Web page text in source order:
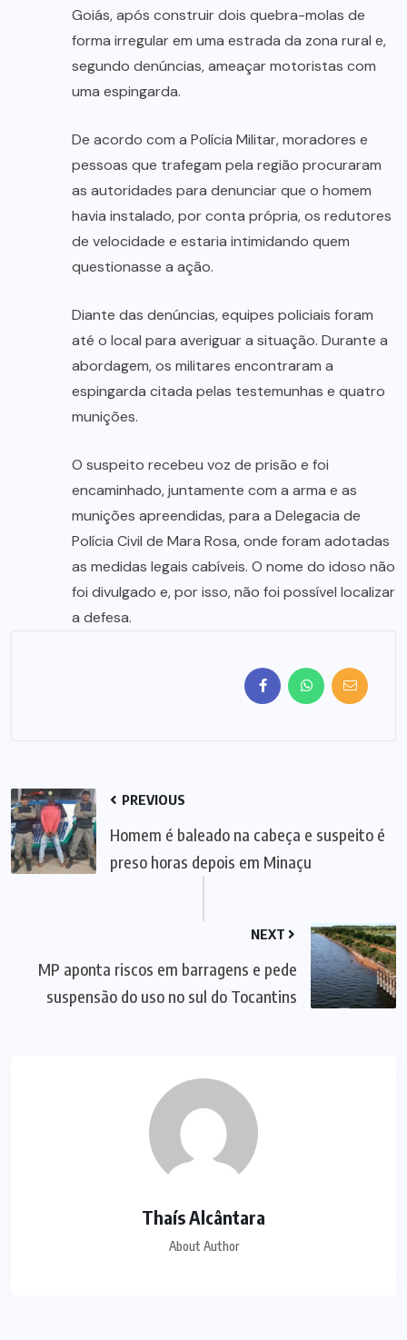
Goiás, após construir dois quebra-molas de
forma irregular em uma estrada da zona rural e,
segundo denúncias, ameaçar motoristas com
uma espingarda.
De acordo com a Polícia Militar, moradores e
pessoas que trafegam pela região procuraram
as autoridades para denunciar que o homem
havia instalado, por conta própria, os redutores
de velocidade e estaria intimidando quem
questionasse a ação.
Diante das denúncias, equipes policiais foram
até o local para averiguar a situação. Durante a
abordagem, os militares encontraram a
espingarda citada pelas testemunhas e quatro
munições.
O suspeito recebeu voz de prisão e foi
encaminhado, juntamente com a arma e as
munições apreendidas, para a Delegacia de
Polícia Civil de Mara Rosa, onde foram adotadas
as medidas legais cabíveis. O nome do idoso não
foi divulgado e, por isso, não foi possível localizar
a defesa.
PREVIOUS
Homem é baleado na cabeça e suspeito é
preso horas depois em Minaçu
NEXT
MP aponta riscos em barragens e pede
suspensão do uso no sul do Tocantins
Thaís Alcântara
About Author